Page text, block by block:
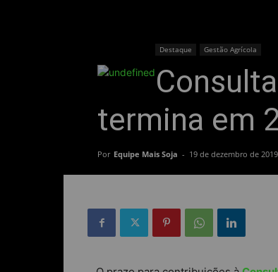
Destaque Gestão Agrícola
termina em
Por Equipe Mais Soja - 19 de dezembro de 2019